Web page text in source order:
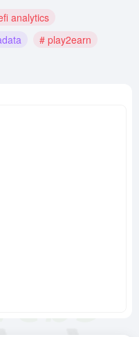
analytics
# play2earn